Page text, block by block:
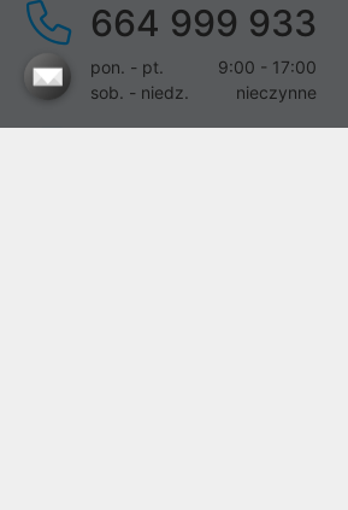
664 999 933
pon. - pt.
9:00 - 17:00
sob. - niedz.
nieczynne